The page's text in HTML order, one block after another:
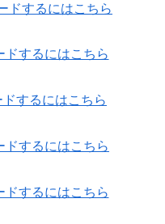
ドするにはこちら
ドするにはこちら
するにはこちら
するにはこちら
ドするにはこちら